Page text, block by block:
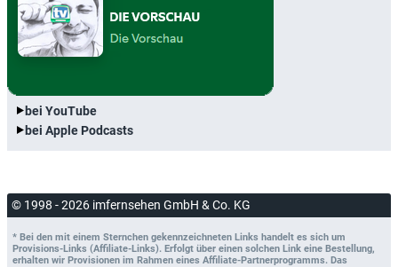
bei YouTube
bei Apple Podcasts
© 1998 - 2026 imfernsehen GmbH & Co. KG
* Bei den mit einem Sternchen gekennzeichneten Links handelt es sich um
Provisions-Links (Affiliate-Links). Erfolgt über einen solchen Link eine Bestellung,
erhalten wir Provisionen im Rahmen eines Affiliate-Partnerprogramms. Das